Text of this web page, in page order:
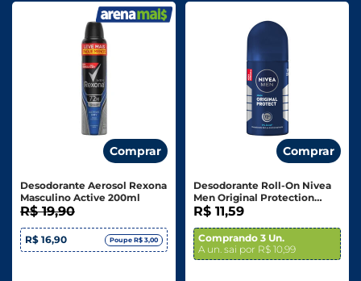
Comprar
Desodorante Aerosol Rexona
Masculino Active 200ml
R$ 19,90
R$ 16,90 Poupe R$ 3,00
Comprar
Desodorante Roll-On Nivea
Men Original Protection
50ml
R$ 11,59
Comprando 3 Un.
A un. sai por R$ 10,99